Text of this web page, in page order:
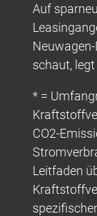
Auf
schaut,
* =
CO2-
Leitfaden